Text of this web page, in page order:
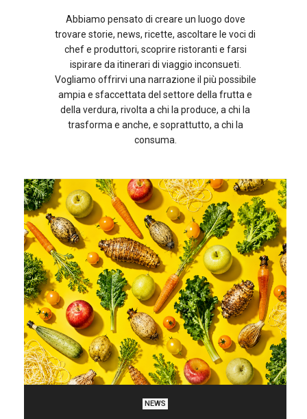
Abbiamo pensato di creare un luogo dove
trovare storie, news, ricette, ascoltare le voci di
chef e produttori, scoprire ristoranti e farsi
ispirare da itinerari di viaggio inconsueti.
Vogliamo offrirvi una narrazione il più possibile
ampia e sfaccettata del settore della frutta e
della verdura, rivolta a chi la produce, a chi la
trasforma e anche, e soprattutto, a chi la
consuma.
NEWS